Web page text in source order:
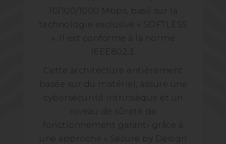
10/100/1000 Mbps, basé sur la
technologie exclusive « SOFTLESS
». Il est conforme à la norme
IEEE802.3.
Cette architecture entièrement
basée sur du matériel, assure une
cybersécurité intrinsèque et un
niveau de sûreté de
fonctionnement garanti grâce à
une approche « Secure by Design